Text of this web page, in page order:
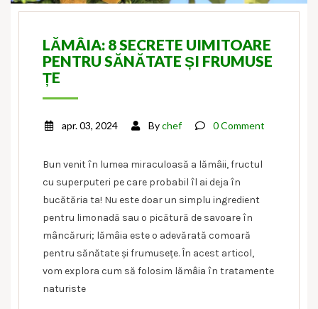
LĂMÂIA: 8 SECRETE UIMITOARE
PENTRU SĂNĂTATE ȘI FRUMUSE
ȚE
apr. 03, 2024 Bychef 0 Comment
Bun venit în lumea miraculoasă a lămâii, fructul
cu superputeri pe care probabil îl ai deja în
bucătăria ta! Nu este doar un simplu ingredient
pentru limonadă sau o picătură de savoare în
mâncăruri; lămâia este o adevărată comoară
pentru sănătate și frumusețe. În acest articol,
vom explora cum să folosim lămâia în tratamente
naturiste